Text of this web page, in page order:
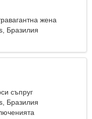
жена
Бразилия
съпруг
Бразилия